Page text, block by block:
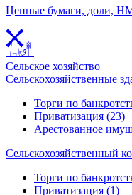
Ценные бумаги, доли,
Сельское хозяйство
Сельскохозяйственные
Торги по
Приватизация (23)
Арестованное
Сельскохозяйственный
Торги по
Приватизация (1)